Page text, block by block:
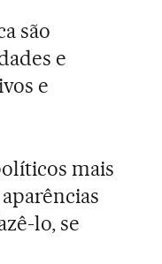
são
e
e
mais
lo, se